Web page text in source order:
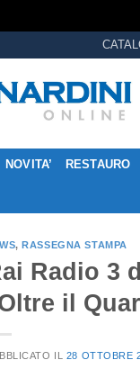
NOVITA’ RESTAURO
,RASSEGNA STAMPA
Radio 3
il
IL 28 OTTOBRE